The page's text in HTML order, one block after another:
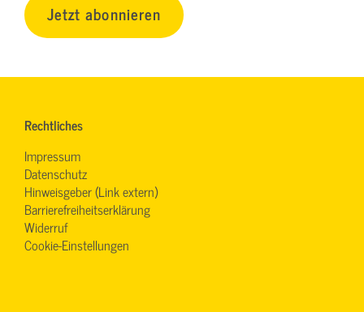
Jetzt abonnieren
Rechtliches
Impressum
Datenschutz
Hinweisgeber (Link extern)
Barrierefreiheitserklärung
Widerruf
Cookie-Einstellungen